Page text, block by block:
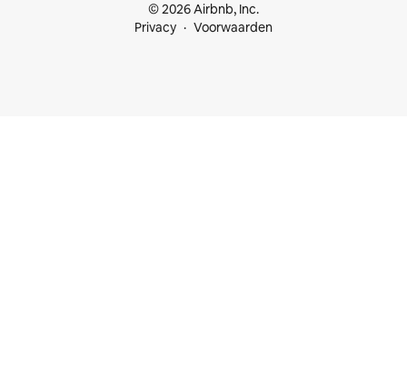
© 2026 Airbnb, Inc.
Privacy
Voorwaarden